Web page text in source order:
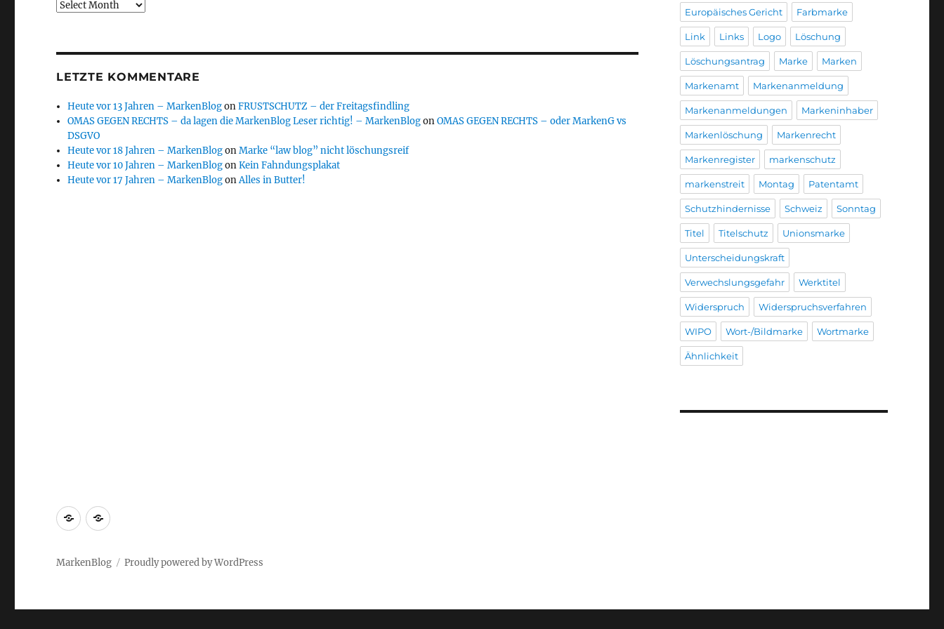
Archive
LETZTE KOMMENTARE
Heute vor 13 Jahren – MarkenBlogonFRUSTSCHUTZ – der Freitagsfindling
OMAS GEGEN RECHTS – da lagen die MarkenBlog Leser richtig! – MarkenBlogonOMAS GEGEN RECHTS – oder MarkenG vs
DSGVO
Heute vor 18 Jahren – MarkenBlogonMarke “law blog” nicht löschungsreif
Heute vor 10 Jahren – MarkenBlogonKein Fahndungsplakat
Heute vor 17 Jahren – MarkenBlogonAlles in Butter!
Europäisches Gericht Farbmarke
Link Links Logo Löschung
Löschungsantrag Marke Marken
Markenamt Markenanmeldung
Markenanmeldungen Markeninhaber
Markenlöschung Markenrecht
Markenregister markenschutz
markenstreit Montag Patentamt
Schutzhindernisse Schweiz Sonntag
Titel Titelschutz Unionsmarke
Unterscheidungskraft
Verwechslungsgefahr Werktitel
Widerspruch Widerspruchsverfahren
WIPO Wort-/Bildmarke Wortmarke
Ähnlichkeit
Markenrecherche
Gastbeiträge
MarkenBlog Proudly powered by WordPress